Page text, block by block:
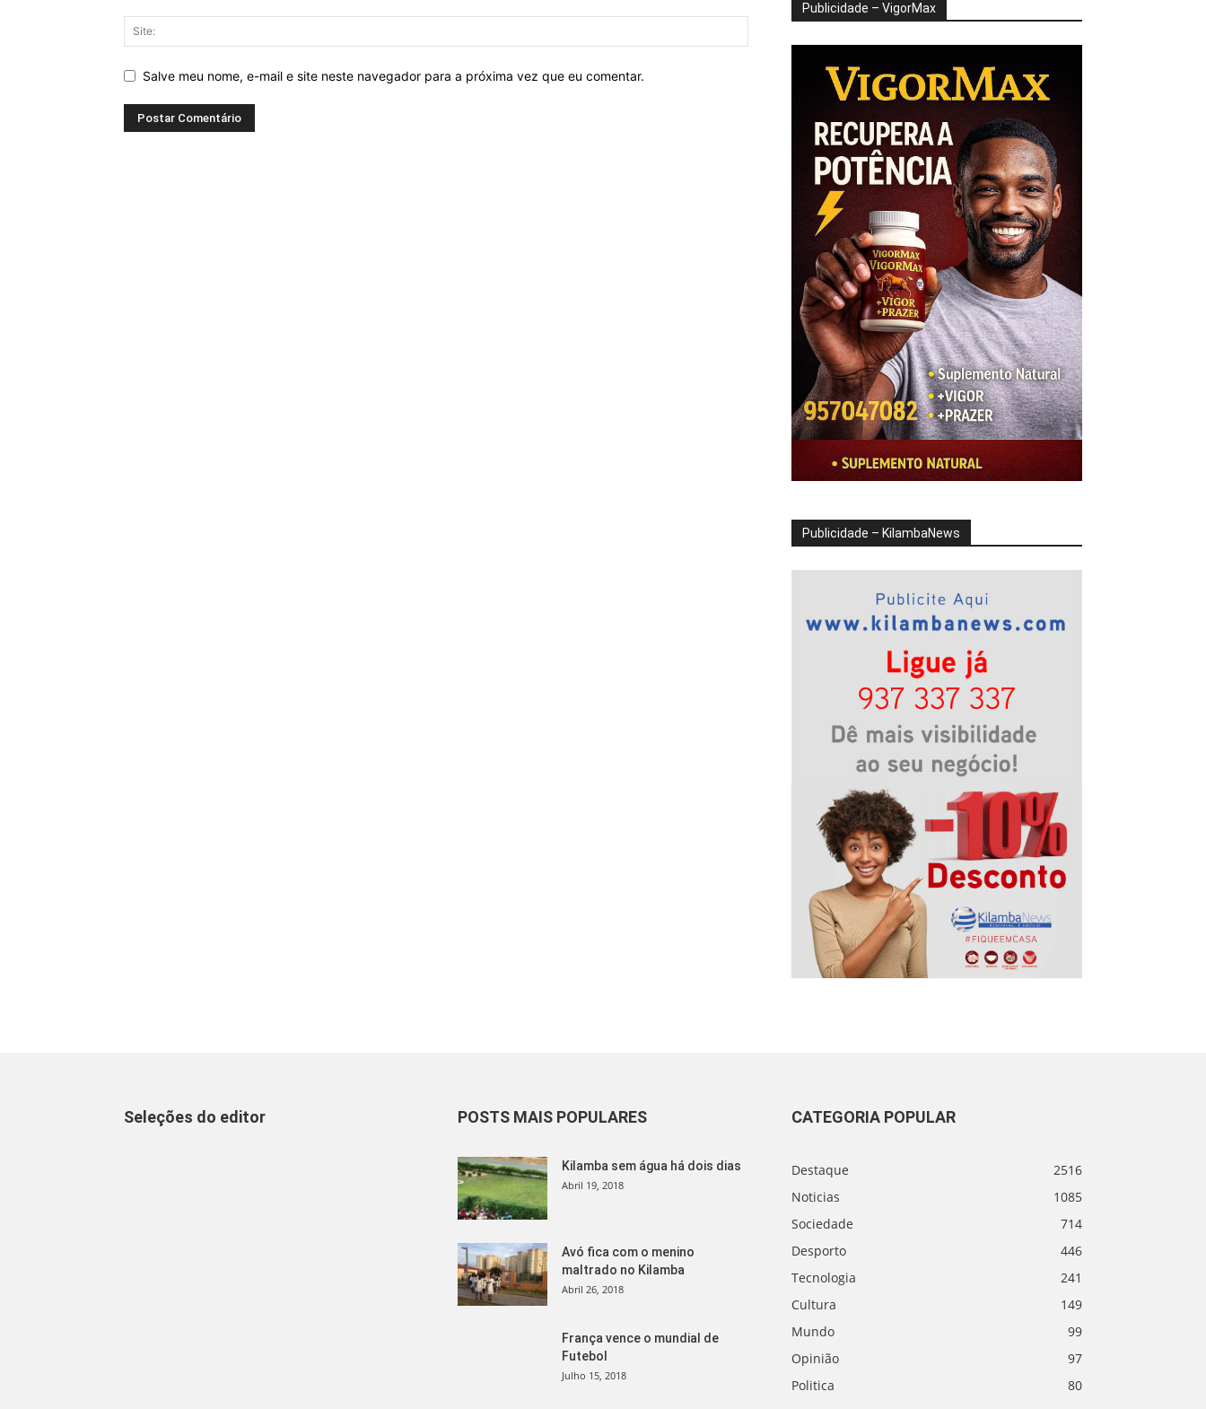
Salve meu nome, e-mail e site neste navegador para a próxima vez que eu comentar.
Publicidade – VigorMax
Publicidade – KilambaNews
Seleções do editor POSTS MAIS POPULARES
Kilamba sem água há dois dias
Abril 19, 2018
Avó fica com o menino
maltrado no Kilamba
Abril 26, 2018
França vence o mundial de
Futebol
Julho 15, 2018
CATEGORIA POPULAR
Destaque
2516
Noticias
1085
Sociedade
714
Desporto
446
Tecnologia
241
Cultura
149
Mundo
99
Opinião
97
Politica
80